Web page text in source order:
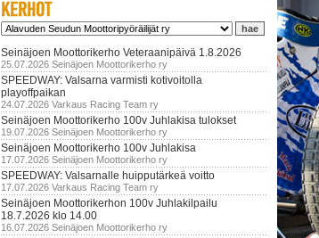
Seinäjoen Moottorikerho Veteraanipäivä 1.8.2026
25.07.2026 Seinäjoen Moottorikerho ry
SPEEDWAY: Valsarna varmisti kotivoitolla
playoffpaikan
24.07.2026 Varkaus Racing Team ry
Seinäjoen Moottorikerho 100v Juhlakisa tulokset
19.07.2026 Seinäjoen Moottorikerho ry
Seinäjoen Moottorikerho 100v Juhlakisa
17.07.2026 Seinäjoen Moottorikerho ry
SPEEDWAY: Valsarnalle huipputärkeä voitto
17.07.2026 Varkaus Racing Team ry
Seinäjoen Moottorikerhon 100v Juhlakilpailu
18.7.2026 klo 14.00
16.07.2026 Seinäjoen Moottorikerho ry